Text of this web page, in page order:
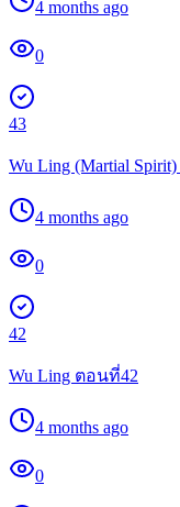
4 months ago
0
43
Wu Ling (Martial
4 months ago
0
42
Wu Ling ตอนที่42
4 months ago
0